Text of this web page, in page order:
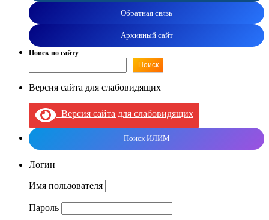
Обратная связь
Архивный сайт
Поиск по сайту
Поиск
Версия сайта для слабовидящих
Версия сайта для слабовидящих
Поиск ИЛИМ
Логин
Имя пользователя
Пароль